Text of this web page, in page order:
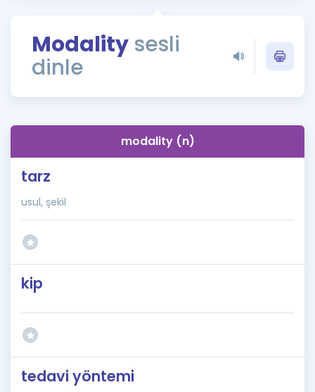
Rehberlik Aracı
ÖSYM Sınav Takvimi
İngilizce Gramer
Modality sesli
dinle
modality (n)
tarz
usul, şekil
kip
tedavi yöntemi